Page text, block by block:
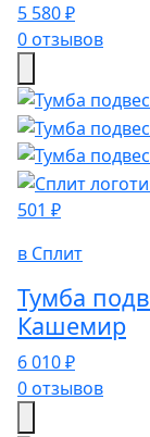
5 580 ₽
0 отзывов
501 ₽
в Сплит
Тумба
Кашемир
6 010 ₽
0 отзывов